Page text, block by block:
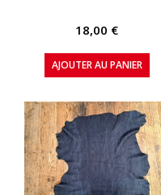
18,00 €
AJOUTER AU PANIER